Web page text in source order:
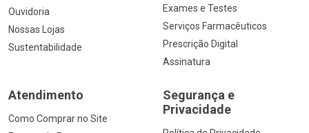
Ouvidoria
Nossas Lojas
Sustentabilidade
Exames e Testes
Serviços Farmacêuticos
Prescrição Digital
Assinatura
Atendimento
Como Comprar no Site
Segurança e
Privacidade